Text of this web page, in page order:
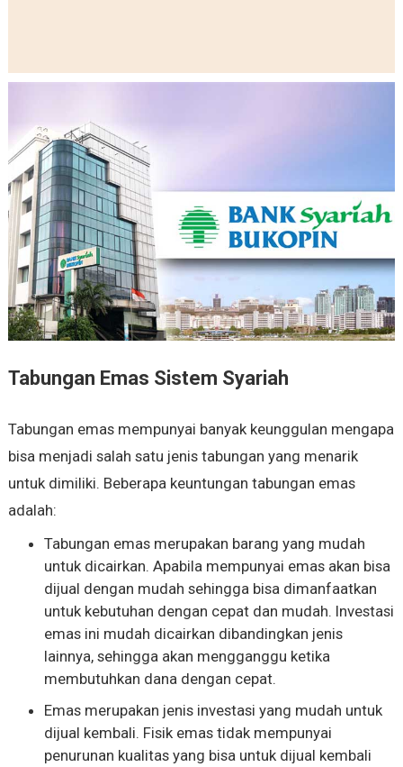
Tabungan Emas Sistem Syariah
Tabungan emas mempunyai banyak keunggulan mengapa
bisa menjadi salah satu jenis tabungan yang menarik
untuk dimiliki. Beberapa keuntungan tabungan emas
adalah:
Tabungan emas merupakan barang yang mudah
untuk dicairkan. Apabila mempunyai emas akan bisa
dijual dengan mudah sehingga bisa dimanfaatkan
untuk kebutuhan dengan cepat dan mudah. Investasi
emas ini mudah dicairkan dibandingkan jenis
lainnya, sehingga akan mengganggu ketika
membutuhkan dana dengan cepat.
Emas merupakan jenis investasi yang mudah untuk
dijual kembali. Fisik emas tidak mempunyai
penurunan kualitas yang bisa untuk dijual kembali